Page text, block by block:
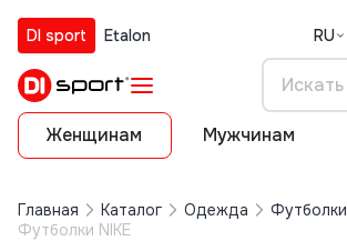
DI sport Etalon RU
Женщинам Мужчинам
Главная Каталог Одежда
Футболки
Футболки NIKE